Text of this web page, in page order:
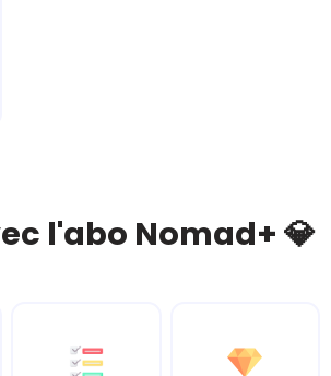
l'abo Nomad+ 💎